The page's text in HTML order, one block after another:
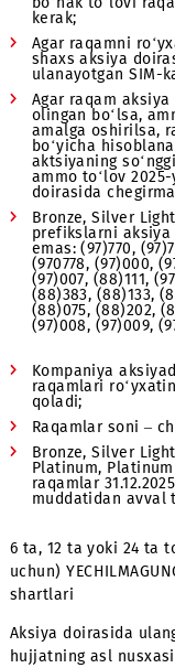
Aksiya doirasida
shaxsiy ofislarida
Aksiya doirasida
bo‘lgan
amalda bo‘lgan
Aksiya shartlari:
«Chiroyli
ulanganda,
boshqa
emas;
Faqat yangi
Narxlar barcha
bo‘nak to‘lovi
kerak;
Agar raqamni
shaxs aksiya
ulanayotgan
Agar raqam
olingan bo‘lsa,
amalga
aktsiyaning
ammo to‘lov
doirasida
Bronze, Silver
prefikslarni
emas: (97)770,
(970778,